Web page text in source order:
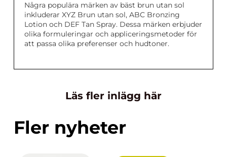
Några populära märken av bäst brun utan sol
inkluderar XYZ Brun utan sol, ABC Bronzing
Lotion och DEF Tan Spray. Dessa märken erbjuder
olika formuleringar och appliceringsmetoder för
att passa olika preferenser och hudtoner.
Läs fler inlägg här
Fler nyheter